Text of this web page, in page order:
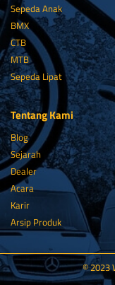
Sepeda Anak
BMX
CTB
MTB
Sepeda Lipat
Tentang Kami
Blog
Sejarah
Dealer
Acara
Karir
Arsip Produk
© 2023